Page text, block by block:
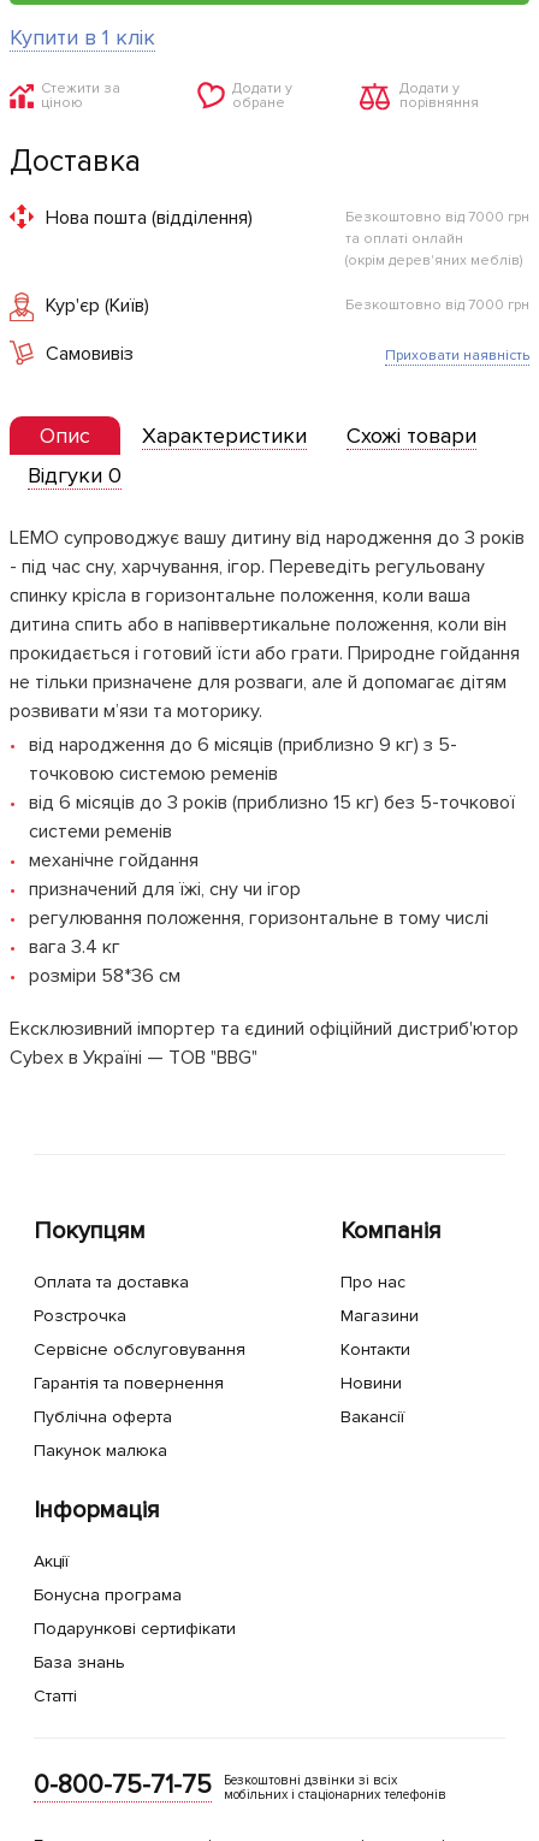
Купити в 1 клік
Стежити за
ціною
Додати у
обране
Додати у
порівняння
Доставка
Нова пошта (відділення)
Безкоштовно від 7000 грн
та оплаті онлайн
(окрім дерев'яних меблів)
Кур'єр (Київ) Безкоштовно від 7000 грн
Самовивіз Приховати наявність
Опис Характеристики
Схожі товари
Відгуки 0
LEMO супроводжує вашу дитину від народження до 3 років
- під час сну, харчування, ігор. Переведіть регульовану
спинку крісла в горизонтальне положення, коли ваша
дитина спить або в напіввертикальне положення, коли він
прокидається і готовий їсти або грати. Природне гойдання
не тільки призначене для розваги, але й допомагає дітям
розвивати м’язи та моторику.
від народження до 6 місяців (приблизно 9 кг) з 5-
точковою системою ременів
від 6 місяців до 3 років (приблизно 15 кг) без 5-точкової
системи ременів
механічне гойдання
призначений для їжі, сну чи ігор
регулювання положення, горизонтальне в тому числі
вага 3.4 кг
розміри 58*36 см
Ексклюзивний імпортер та єдиний офіційний дистриб'ютор
Cybex в Україні — ТОВ "BBG"
Покупцям
Оплата та доставка
Розстрочка
Сервісне обслуговування
Гарантія та повернення
Публічна оферта
Пакунок малюка
Компанія
Про нас
Магазини
Контакти
Новини
Вакансії
Інформація
Акції
Бонусна програма
Подарункові сертифікати
База знань
Статті
0-800-75-71-75
Безкоштовні дзвінки зі всіх
мобільних і стаціонарних телефонів